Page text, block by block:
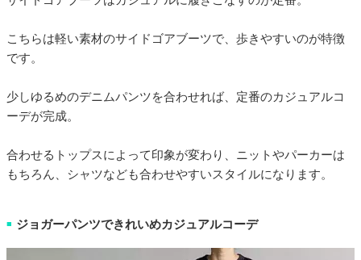
こちらは軽い素材のサイドゴアブーツで、歩きやすいのが特徴
です。
少しゆるめのデニムパンツを合わせれば、定番のカジュアルコ
ーデが完成。
合わせるトップスによって印象が変わり、ニットやパーカーは
もちろん、シャツなども合わせやすいスタイルになります。
■ ジョガーパンツできれいめカジュアルコーデ